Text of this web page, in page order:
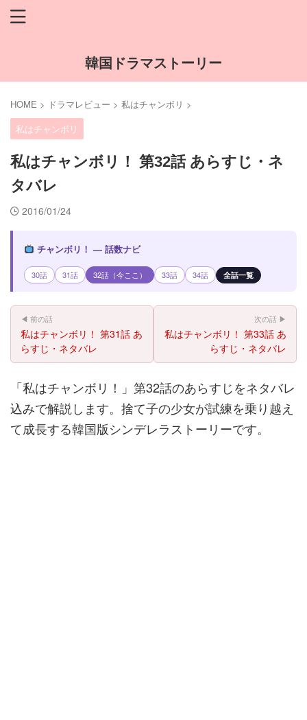
韓国ドラマストーリー
HOME > ドラマレビュー > 私はチャンボリ >
私はチャンボリ
私はチャンボリ！ 第32話 あらすじ・ネ
タバレ
2016/01/24
チャンボリ！ — 話数ナビ
30話 31話 32話（今ここ） 33話 34話 全話一覧
◀ 前の話
私はチャンボリ！ 第31話 あ
らすじ・ネタバレ
次の話 ▶
私はチャンボリ！ 第33話 あ
らすじ・ネタバレ
「私はチャンボリ！」第32話のあらすじをネタバレ
込みで解説します。捨て子の少女が試練を乗り越え
て成長する韓国版シンデレラストーリーです。